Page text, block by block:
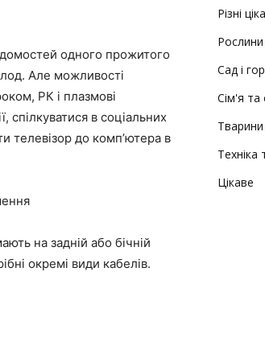
одного прожитого
Але можливості
РК і плазмові
спілкуватися в соціальних
телевізор до комп’ютера в
на задній або бічній
окремі види кабелів.
Різні
Рослини
Сад і
Сім'я та
Тварини
Цікаве